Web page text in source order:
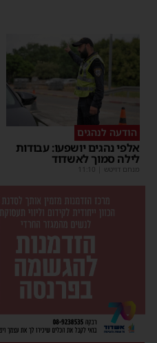
הודעה לנהגים
אלפי נהגים יושפעו: עבודות
לילה סמוך לאשדוד
מנחם דויטש 11:10